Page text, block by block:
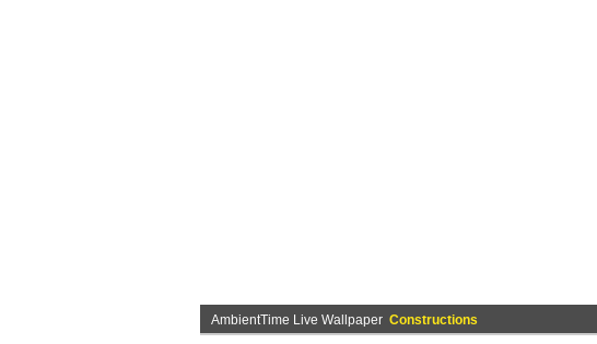
AmbientTime Live Wallpaper Constructions